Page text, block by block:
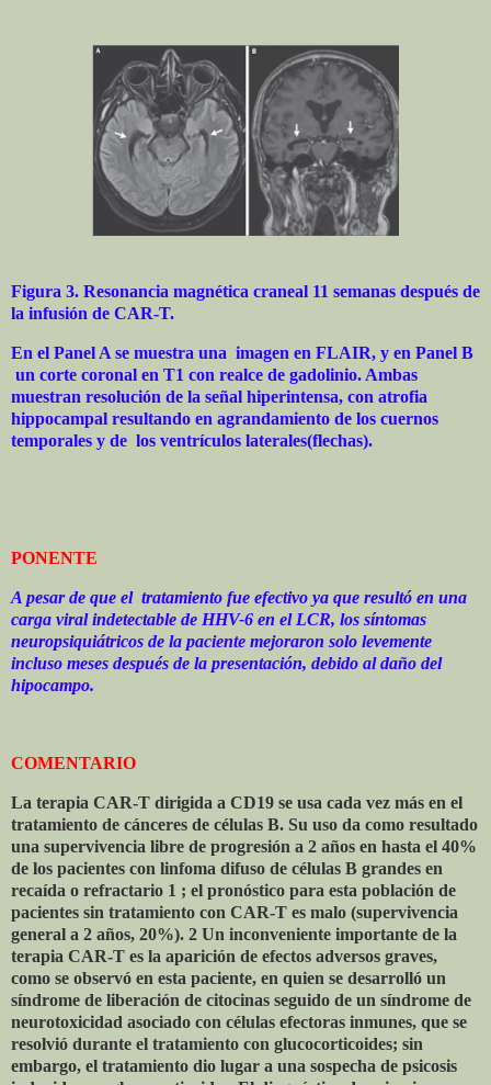
Figura 3. Resonancia magnética craneal 11 semanas después de
la infusión de CAR-T.
En el Panel A se muestra una imagen en FLAIR, y en Panel B
un corte coronal en T1 con realce de gadolinio. Ambas
muestran resolución de la señal hiperintensa, con atrofia
hippocampal resultando en agrandamiento de los cuernos
temporales y de los ventrículos laterales(flechas).
PONENTE
A pesar de que el tratamiento fue efectivo ya que resultó en una
carga viral indetectable de HHV-6 en el LCR, los síntomas
neuropsiquiátricos de la paciente mejoraron solo levemente
incluso meses después de la presentación, debido al daño del
hipocampo.
COMENTARIO
La terapia CAR-T dirigida a CD19 se usa cada vez más en el
tratamiento de cánceres de células B. Su uso da como resultado
una supervivencia libre de progresión a 2 años en hasta el 40%
de los pacientes con linfoma difuso de células B grandes en
recaída o refractario 1 ; el pronóstico para esta población de
pacientes sin tratamiento con CAR-T es malo (supervivencia
general a 2 años, 20%). 2 Un inconveniente importante de la
terapia CAR-T es la aparición de efectos adversos graves,
como se observó en esta paciente, en quien se desarrolló un
síndrome de liberación de citocinas seguido de un síndrome de
neurotoxicidad asociado con células efectoras inmunes, que se
resolvió durante el tratamiento con glucocorticoides; sin
embargo, el tratamiento dio lugar a una sospecha de psicosis